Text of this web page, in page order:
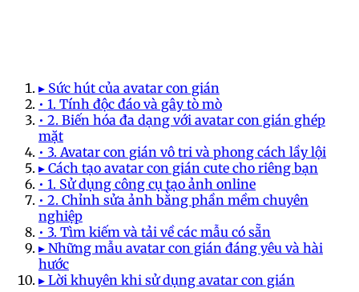
▸ Sức hút của avatar con gián
• 1. Tính độc đáo và gây tò mò
• 2. Biến hóa đa dạng với avatar con gián ghép
mặt
• 3. Avatar con gián vô tri và phong cách lầy lội
▸ Cách tạo avatar con gián cute cho riêng bạn
• 1. Sử dụng công cụ tạo ảnh online
• 2. Chỉnh sửa ảnh bằng phần mềm chuyên
nghiệp
• 3. Tìm kiếm và tải về các mẫu có sẵn
▸ Những mẫu avatar con gián đáng yêu và hài
hước
▸ Lời khuyên khi sử dụng avatar con gián